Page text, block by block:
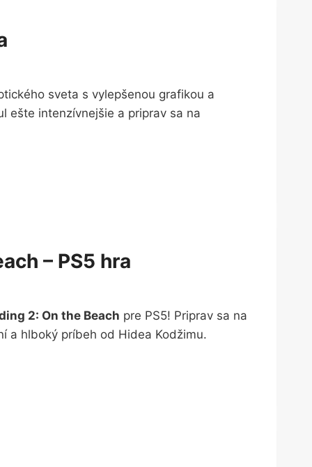
sveta s vylepšenou grafikou a
ešte intenzívnejšie a priprav sa na
– PS5 hra
2: On the Beach pre PS5! Priprav sa na
a hlboký príbeh od Hidea Kodžimu.